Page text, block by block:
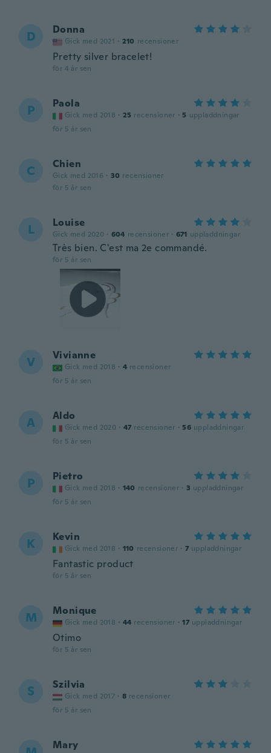
D Donna
Gick med 2021 · 210 recensioner
Pretty silver bracelet!
för 4 år sen
P Paola
Gick med 2018 · 25 recensioner · 5 uppladdningar
för 5 år sen
C Chien
Gick med 2016 · 30 recensioner
för 5 år sen
L Louise
Gick med 2020 · 604 recensioner · 671 uppladdningar
Très bien. C'est ma 2e commandé.
för 5 år sen
V Vivianne
Gick med 2018 · 4 recensioner
för 5 år sen
A Aldo
Gick med 2020 · 47 recensioner · 56 uppladdningar
för 5 år sen
P Pietro
Gick med 2018 · 140 recensioner · 3 uppladdningar
för 5 år sen
K Kevin
Gick med 2018 · 110 recensioner · 7 uppladdningar
Fantastic product
för 5 år sen
M Monique
Gick med 2018 · 44 recensioner · 17 uppladdningar
Otimo
för 5 år sen
S Szilvia
Gick med 2017 · 8 recensioner
för 5 år sen
Mary